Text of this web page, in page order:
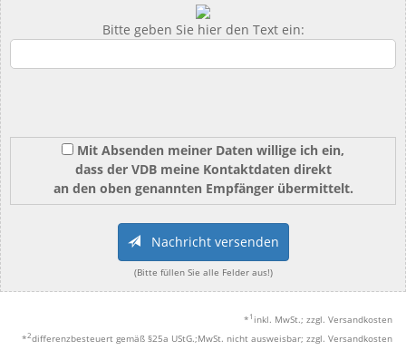
Bitte geben Sie hier den Text ein:
Mit Absenden meiner Daten willige ich ein,
dass der VDB meine Kontaktdaten direkt
an den oben genannten Empfänger übermittelt.
Nachricht versenden
(Bitte füllen Sie alle Felder aus!)
* 1 inkl. MwSt.; zzgl. Versandkosten
*2differenzbesteuert gemäß §25a UStG.;MwSt. nicht ausweisbar; zzgl. Versandkosten